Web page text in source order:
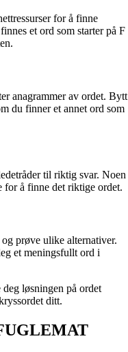
for å finne
et ord som starter på F
anagrammer av ordet. Bytt
du finner et annet ord som
til riktig svar. Noen
for å finne det riktige ordet.
prøve ulike alternativer.
et meningsfullt ord i
løsningen på ordet
ditt.